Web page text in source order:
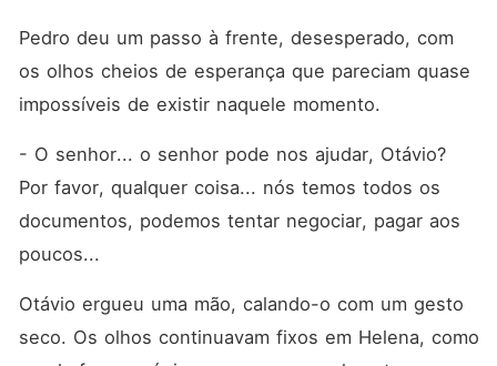
Pedro deu um passo à frente, desesperado, com
os olhos cheios de esperança que pareciam quase
impossíveis de existir naquele momento.
- O senhor... o senhor pode nos ajudar, Otávio?
Por favor, qualquer coisa... nós temos todos os
documentos, podemos tentar negociar, pagar aos
poucos...
Otávio ergueu uma mão, calando-o com um gesto
seco. Os olhos continuavam fixos em Helena, como